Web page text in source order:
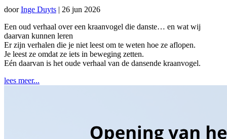
doorInge Duyts | 26 jun 2026
Een oud verhaal over een kraanvogel die danste… en wat wij
daarvan kunnen leren
Er zijn verhalen die je niet leest om te weten hoe ze aflopen.
Je leest ze omdat ze iets in beweging zetten.
Eén daarvan is het oude verhaal van de dansende kraanvogel.
lees meer...